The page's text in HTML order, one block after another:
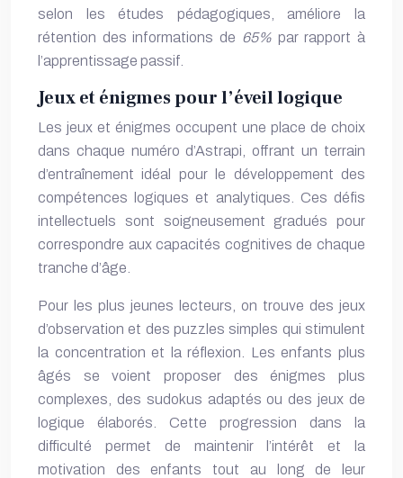
selon les études pédagogiques, améliore la
rétention des informations de 65% par rapport à
l’apprentissage passif.
Jeux et énigmes pour l’éveil logique
Les jeux et énigmes occupent une place de choix
dans chaque numéro d’Astrapi, offrant un terrain
d’entraînement idéal pour le développement des
compétences logiques et analytiques. Ces défis
intellectuels sont soigneusement gradués pour
correspondre aux capacités cognitives de chaque
tranche d’âge.
Pour les plus jeunes lecteurs, on trouve des jeux
d’observation et des puzzles simples qui stimulent
la concentration et la réflexion. Les enfants plus
âgés se voient proposer des énigmes plus
complexes, des sudokus adaptés ou des jeux de
logique élaborés. Cette progression dans la
difficulté permet de maintenir l’intérêt et la
motivation des enfants tout au long de leur